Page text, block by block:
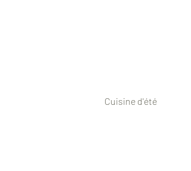
                                                 Cuisine d'été